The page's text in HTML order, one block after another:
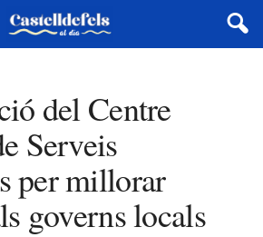
del Centre
Serveis
per millorar
governs locals